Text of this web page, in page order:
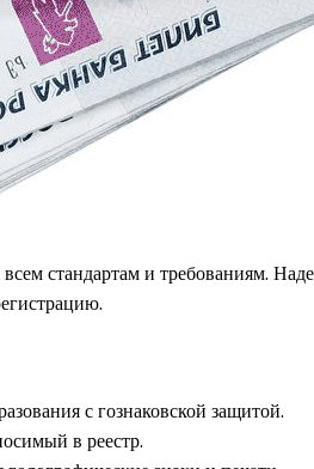
стандартам и требованиям.
с гознаковской защитой.
в реестр.